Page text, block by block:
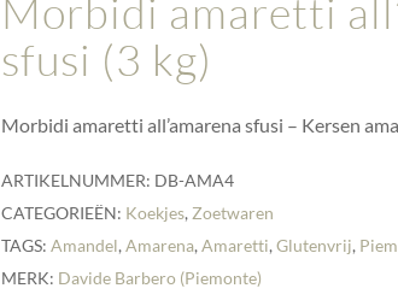
Morbidi amaretti
sfusi (3 kg)
Morbidi amaretti all’amarena sfusi – Kersen
ARTIKELNUMMER: DB-AMA4
CATEGORIEËN: Koekjes, Zoetwaren
TAGS:Amandel,Amarena,Amaretti,Glutenvrij,
MERK: Davide Barbero (Piemonte)